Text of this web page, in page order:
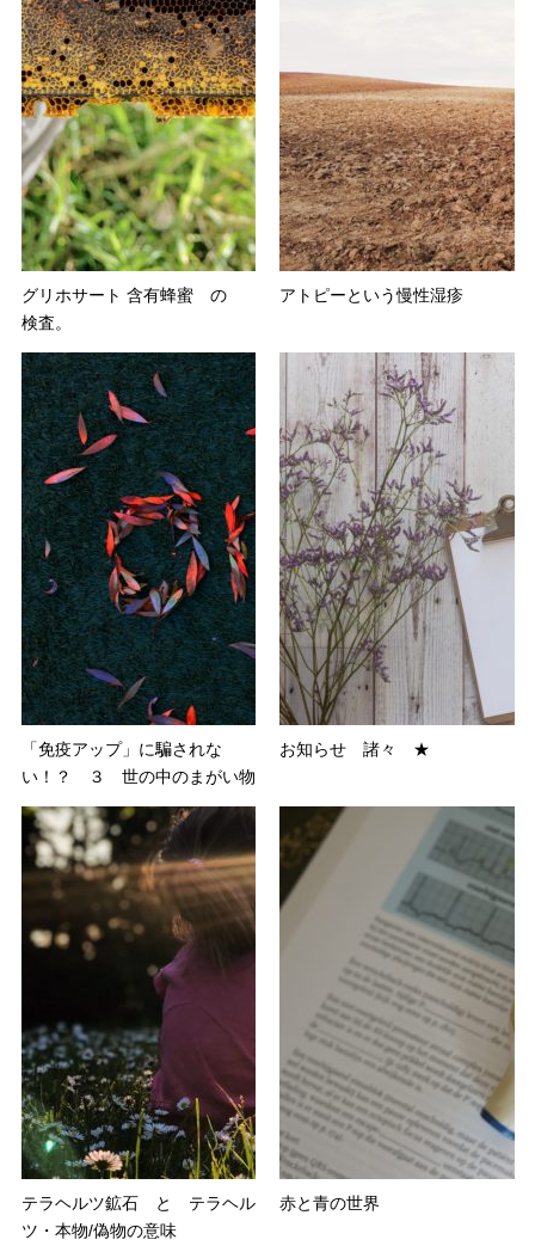
グリホサート 含有蜂蜜 の
検査。
アトピーという慢性湿疹
「免疫アップ」に騙されな
い！？ ３ 世の中のまがい物
お知らせ 諸々 ★
テラヘルツ鉱石 と テラヘル
ツ・本物/偽物の意味
赤と青の世界